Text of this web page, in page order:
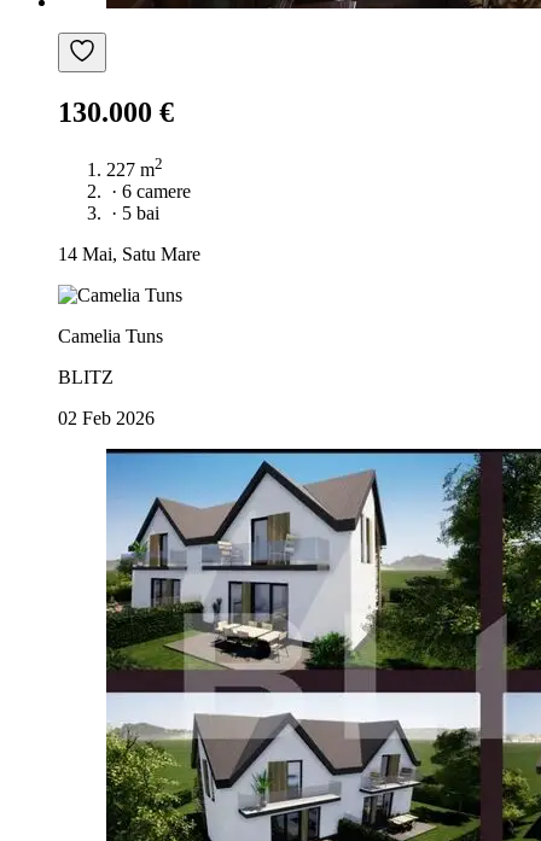
130.000 €
227 m2
· 6 camere
· 5 bai
14 Mai, Satu Mare
Camelia Tuns
BLITZ
02 Feb 2026